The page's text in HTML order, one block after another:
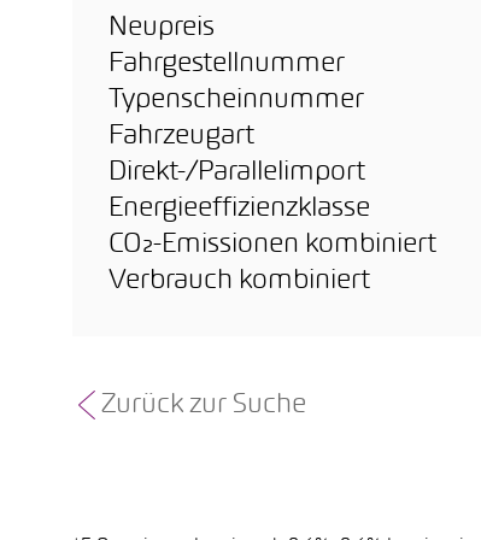
Neupreis
Fahrgestellnummer
Typenscheinnummer
Fahrzeugart
Direkt-/Parallelimport
Energieeffizienzklasse
CO₂-Emissionen kombiniert
Verbrauch kombiniert
Zurück zur Suche